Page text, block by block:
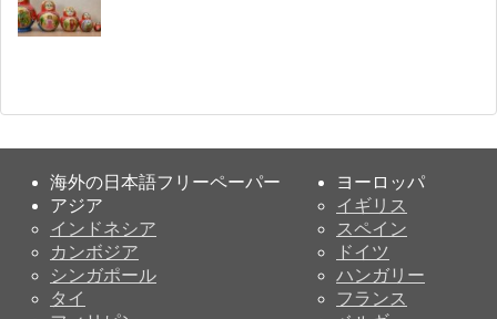
海外の日本語フリーペーパー
アジア
インドネシア
カンボジア
シンガポール
タイ
ヨーロッパ
イギリス
スペイン
ドイツ
ハンガリー
フランス